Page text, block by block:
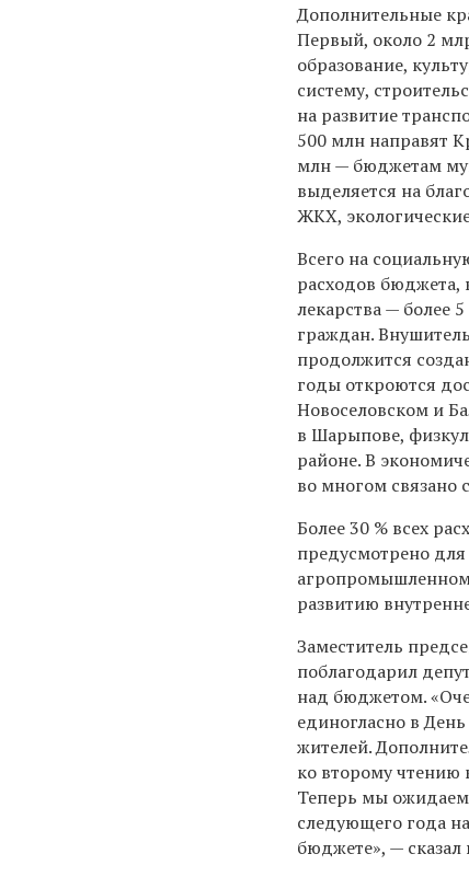
Дополнительные
Первый, около 2
образование,
систему,
на развитие
500 млн направят
млн — бюджетам
выделяется на
ЖКХ,
Всего на
расходов бюджета,
лекарства — более
граждан.
продолжится
годы откроются
Новоселовском и
в Шарыпове,
районе. В
во многом связано
Более 30 % всех
предусмотрено
развитию
Заместитель
поблагодарил
над бюджетом.
единогласно в
жителей.
ко второму чтению
Теперь мы ожидаем
следующего года
бюджете», —